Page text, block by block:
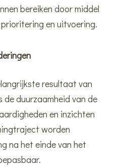
bereiken door middel
en uitvoering.
resultaat van
de duurzaamheid van de
en inzichten
worden
na het einde van het